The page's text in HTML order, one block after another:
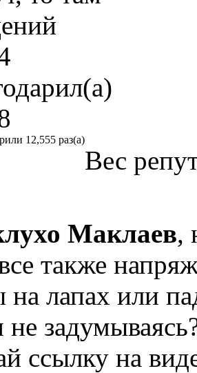
12,555 раз(а)
Вес
Маклаев,
также
на лапах или
не
ссылку на